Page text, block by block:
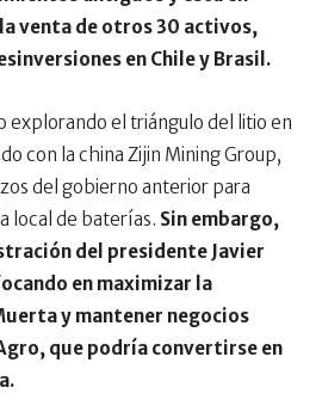
venta de otros 30 activos,
en Chile y Brasil.
explorando el triángulo del litio en
con la china Zijin Mining Group,
del gobierno anterior para
local de baterías. Sin embargo,
del presidente Javier
en maximizar la
y mantener negocios
que podría convertirse en